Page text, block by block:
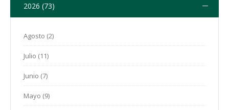
2026 (73)
Agosto (2)
Julio (11)
Junio (7)
Mayo (9)